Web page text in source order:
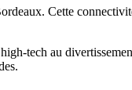
Cette
tech au